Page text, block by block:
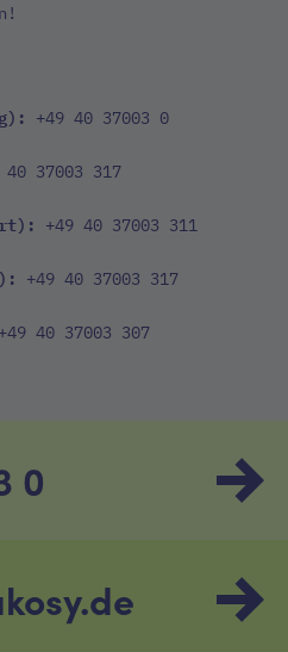
+49 40 37003 0
40 37003 317
+49 40 37003 311
+49 40 37003 317
+49 40 37003 307
0